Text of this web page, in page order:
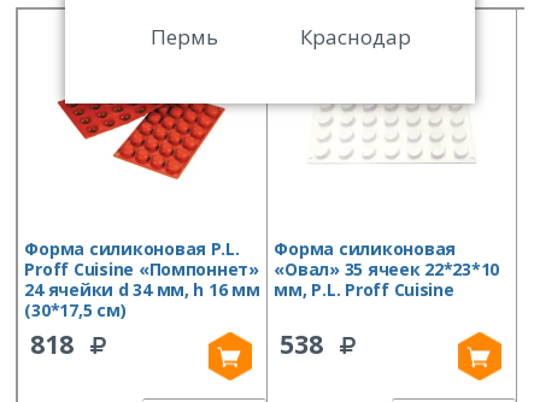
Форма силиконовая P.L.
Proff Cuisine «Помпоннет»
24 ячейки d 34 мм, h 16 мм
(30*17,5 см)
818
Форма силиконовая
«Овал» 35 ячеек 22*23*10
мм, P.L. Proff Cuisine
538
Пермь
Краснодар